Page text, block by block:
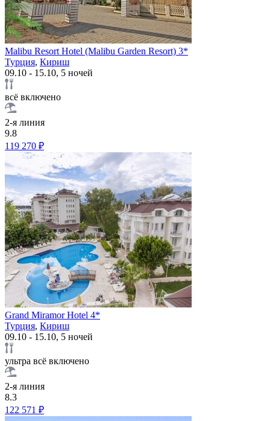
Malibu Resort Hotel (Malibu Garden Resort) 3*
Турция, Кириш
09.10 - 15.10, 5 ночей
всё включено
2-я линия
9.8
119 270 ₽
Grand Miramor Hotel 4*
Турция, Кириш
09.10 - 15.10, 5 ночей
ультра всё включено
2-я линия
8.3
122 571 ₽